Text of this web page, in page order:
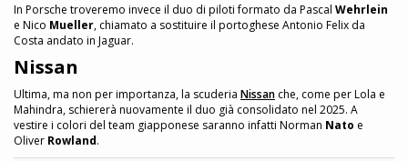
In Porsche troveremo invece il duo di piloti formato da Pascal Wehrlein
e Nico Mueller, chiamato a sostituire il portoghese Antonio Felix da
Costa andato in Jaguar.
Nissan
Ultima, ma non per importanza, la scuderia Nissan che, come per Lola e
Mahindra, schiererà nuovamente il duo già consolidato nel 2025. A
vestire i colori del team giapponese saranno infatti Norman Nato e
Oliver Rowland.